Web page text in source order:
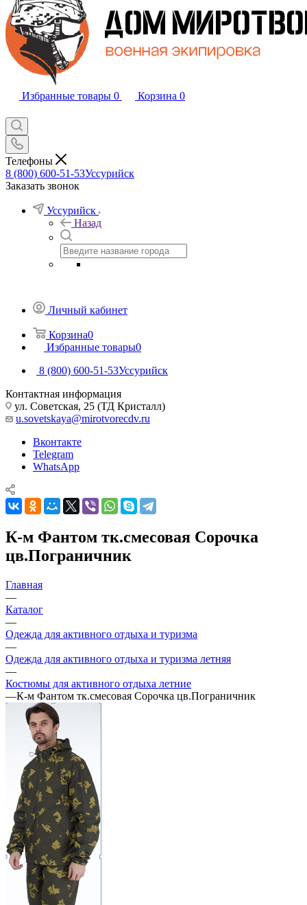
Избранные товары 0 Корзина 0
Телефоны
8 (800) 600-51-53Уссурийск
Заказать звонок
Уссурийск
Назад
Личный кабинет
Корзина0
Избранные товары0
8 (800) 600-51-53Уссурийск
Контактная информация
ул. Советская, 25 (ТД Кристалл)
u.sovetskaya@mirotvorecdv.ru
Вконтакте
Telegram
WhatsApp
К-м Фантом тк.смесовая Сорочка
цв.Пограничник
Главная
—
Каталог
—
Одежда для активного отдыха и туризма
—
Одежда для активного отдыха и туризма летняя
—
Костюмы для активного отдыха летние
—К-м Фантом тк.смесовая Сорочка цв.Пограничник